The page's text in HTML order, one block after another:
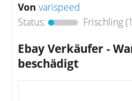
Von varispeed
Status:
Frischling
Ebay Verkäufer -
beschädigt